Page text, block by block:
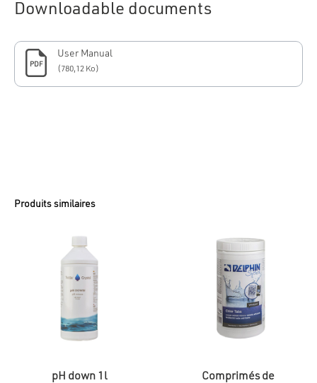
Downloadable documents
PDF
User Manual
(780,12 Ko)
Produits similaires
pH down 1l
Comprimés de